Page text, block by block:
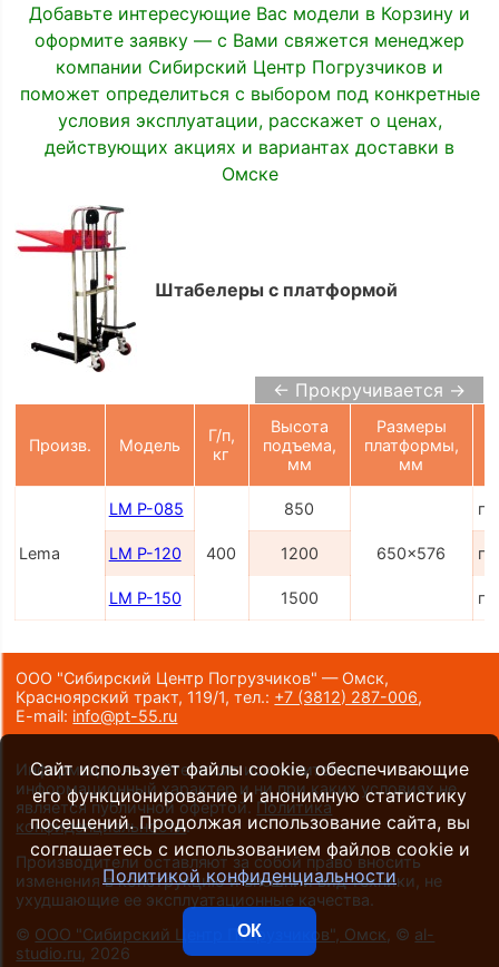
Добавьте интересующие Вас модели в Корзину и
оформите заявку — с Вами свяжется менеджер
компании Сибирский Центр Погрузчиков и
поможет определиться с выбором под конкретные
условия эксплуатации, расскажет о ценах,
действующих акциях и вариантах доставки в
Омске
Штабелеры с платформой
← Прокручивается →
Произв. Модель
Г/п,
кг
Высота
подъема,
мм
Размеры
платформы,
мм
Lema
LM P-085
400
850
650x576
LM P-120 1200
LM P-150 1500
ООО "Сибирский Центр Погрузчиков" — Омск,
Красноярский тракт, 119/1,тел.: +7 (3812) 287-006,
E-mail: info@pt-55.ru
Информация на сайте носит исключительно
информационный характер и ни при каких условиях не
является публичной офертой. Политика
конфиденциальности.
Производители оставляют за собой право вносить
изменения в конструкцию и внешний вид техники, не
ухудшающие ее эксплуатационные качества.
© ООО "Сибирский Центр Погрузчиков", Омск , © al-
studio.ru , 2026
Сайт использует файлы cookie, обеспечивающие
его функционирование и анонимную статистику
посещений. Продолжая использование сайта, вы
соглашаетесь с использованием файлов cookie и
Политикой конфиденциальности
ОК